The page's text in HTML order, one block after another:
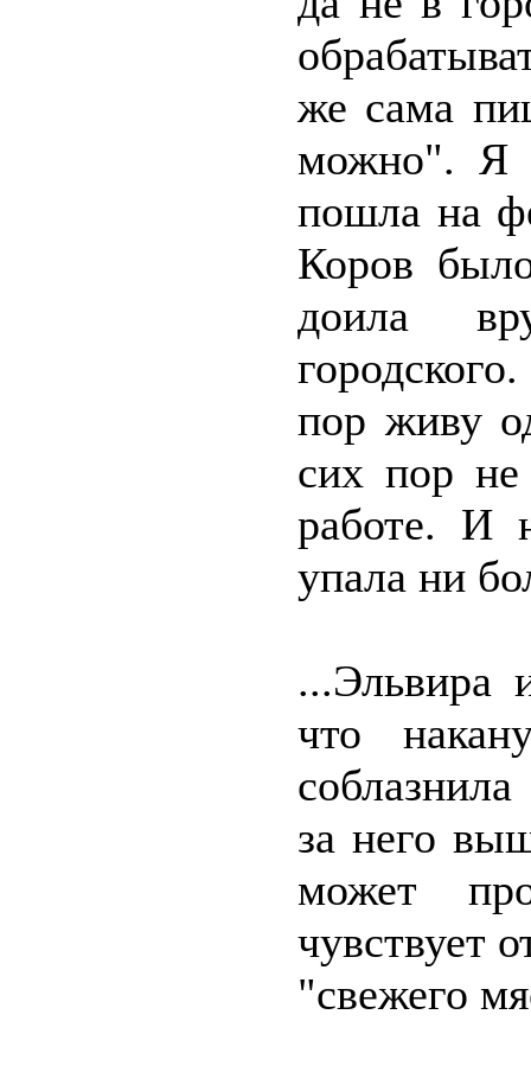
же сама
можно". Я
пошла на
Коров
доила
пор живу
сих пор
работе. И
упала ни
...Эльвира
что
за него
может
чувствует
"свежего